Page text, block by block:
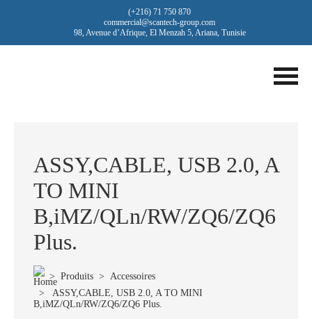
(+216) 71 750 870
commercial@scantech-group.com
98, Avenue d’Afrique, El Menzah 5, Ariana, Tunisie
ASSY,CABLE, USB 2.0, A
TO MINI
B,iMZ/QLn/RW/ZQ6/ZQ6
Plus.
> Produits > Accessoires
> ASSY,CABLE, USB 2.0, A TO MINI
B,iMZ/QLn/RW/ZQ6/ZQ6 Plus.